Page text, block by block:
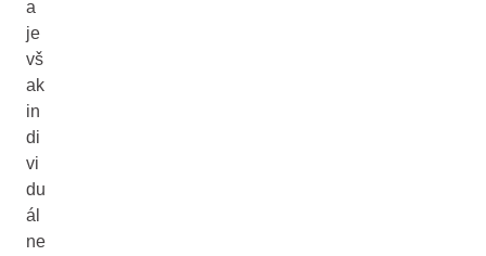
a
je
vš
ak
in
di
vi
du
ál
ne